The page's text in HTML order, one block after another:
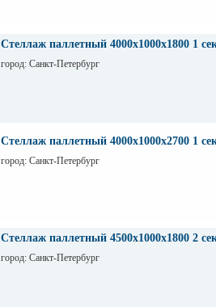
Стеллаж паллетный 4000х1000х1800 1
город: Санкт-Петербург
Стеллаж паллетный 4000х1000х2700 1
город: Санкт-Петербург
Стеллаж паллетный 4500х1000х1800 2
город: Санкт-Петербург